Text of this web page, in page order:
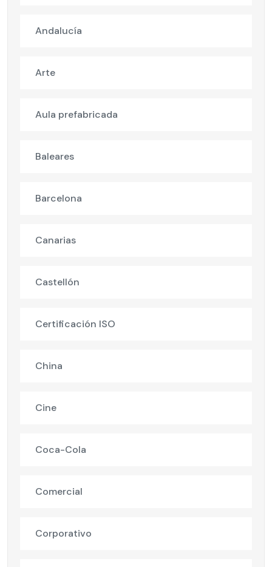
Andalucía
Arte
Aula prefabricada
Baleares
Barcelona
Canarias
Castellón
Certificación ISO
China
Cine
Coca-Cola
Comercial
Corporativo